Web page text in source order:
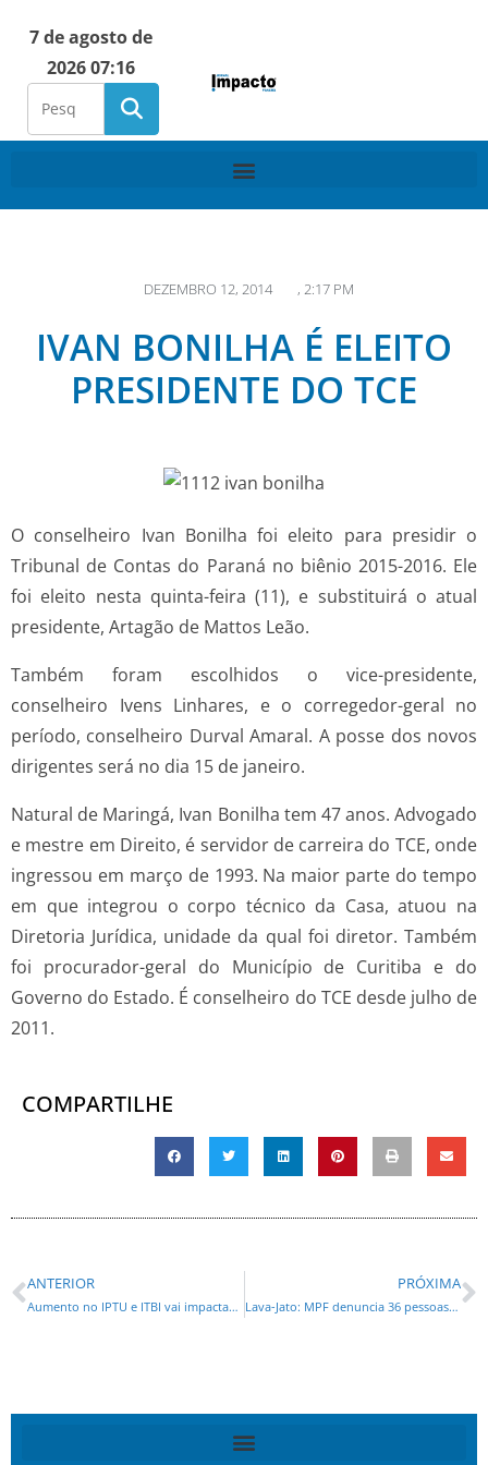
7 de agosto de
2026 07:16
DEZEMBRO 12, 2014 , 2:17 PM
IVAN BONILHA É ELEITO
PRESIDENTE DO TCE
O conselheiro Ivan Bonilha foi eleito para presidir o
Tribunal de Contas do Paraná no biênio 2015-2016. Ele
foi eleito nesta quinta-feira (11), e substituirá o atual
presidente, Artagão de Mattos Leão.
Também foram escolhidos o vice-presidente,
conselheiro Ivens Linhares, e o corregedor-geral no
período, conselheiro Durval Amaral. A posse dos novos
dirigentes será no dia 15 de janeiro.
Natural de Maringá, Ivan Bonilha tem 47 anos. Advogado
e mestre em Direito, é servidor de carreira do TCE, onde
ingressou em março de 1993. Na maior parte do tempo
em que integrou o corpo técnico da Casa, atuou na
Diretoria Jurídica, unidade da qual foi diretor. Também
foi procurador-geral do Município de Curitiba e do
Governo do Estado. É conselheiro do TCE desde julho de
2011.
COMPARTILHE
ANTERIOR
Aumento no IPTU e ITBI vai impactar economia, diz vereador Zé Maria
PRÓXIMA
Lava-Jato: MPF denuncia 36 pessoas por crimes de corrupção, lavagem de dinheiro e organização criminosa de grandes empreiteiras